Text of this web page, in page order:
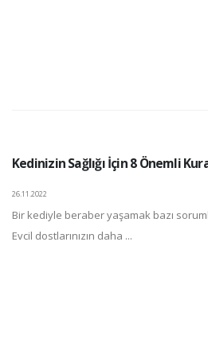
Kedinizin Sağlığı İçin 8 Önemli
26.11.2022
Bir kediyle beraber yaşamak bazı
Evcil dostlarınızın daha ...